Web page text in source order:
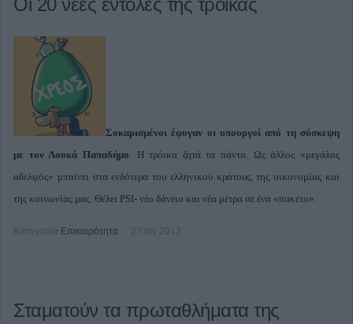
Οι 20 νέες εντολές της τρόικας
Σοκαρισμένοι έφυγαν οι υπουργοί από τη σύσκεψη
με τον Λουκά Παπαδήμο. Η τρόικα ζητά τα πάντα. Ως άλλος «μεγάλος
αδελφός» μπαίνει στα ενδότερα του ελληνικού κράτους, της οικονομίας και
της κοινωνίας μας. Θέλει PSI- νέο δάνειο και νέα μέτρα σε ένα «πακέτο».
Κατηγορία Επικαιρότητα 27 Ιαν 2012
Σταματούν τα πρωταθλήματα της